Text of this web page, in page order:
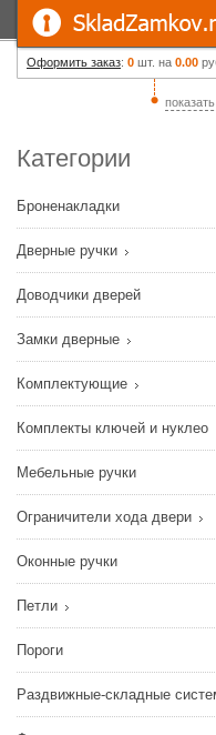
Оформить заказ: 0 шт. на 0.00
Категории
Броненакладки
Дверные ручки
Доводчики дверей
Замки дверные
Комплектующие
Комплекты ключей и нуклео
Мебельные ручки
Ограничители хода двери
Оконные ручки
Петли
Пороги
Раздвижные-складные